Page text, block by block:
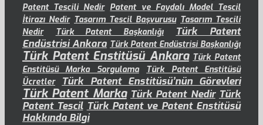
Patent Tescili Nedir Patent ve Faydalı Model Tescil
İtirazı Nedir Tasarım Tescil Başvurusu Tasarım Tescili
Nedir
Türk Patent Başkanlığı
Türk Patent
Endüstrisi Ankara Türk Patent Endüstrisi Başkanlığı
Türk Patent Enstitüsü Ankara Türk Patent
Enstitüsü Marka Sorgulama
Türk Patent Enstitüsü
Ücretler
Türk Patent Enstitüsü’nün Görevleri
Türk Patent Marka Türk Patent Nedir Türk
Patent Tescil Türk Patent ve Patent Enstitüsü
Hakkında Bilgi